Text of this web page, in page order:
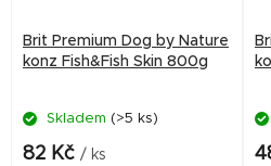
Brit Premium Dog by Nature
konz Fish&Fish Skin 800g
Skladem (>5 ks)
82 Kč / ks